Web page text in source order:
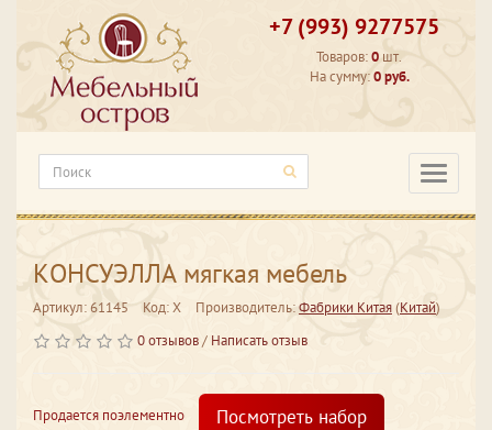
+7 (993) 9277575
Товаров:0 шт.
На сумму:0 руб.
КОНСУЭЛЛА мягкая мебель
Артикул: 61145 Код: X Производитель:Фабрики Китая(Китай)
0 отзывов/ Написать отзыв
Продается поэлементно Посмотреть набор